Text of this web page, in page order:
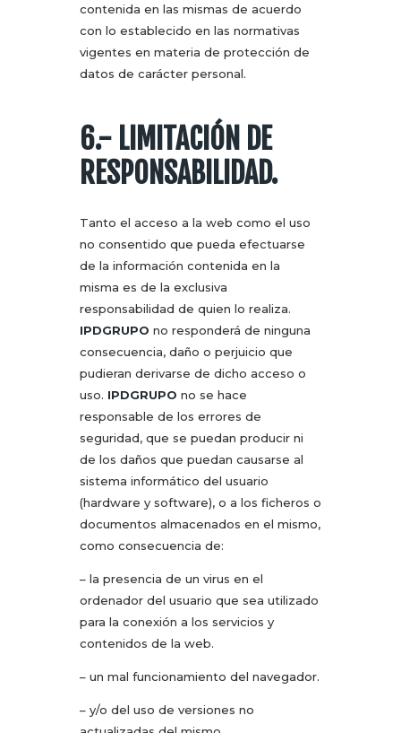
contenida en las mismas de acuerdo
con lo establecido en las normativas
vigentes en materia de protección de
datos de carácter personal.
6.- LIMITACIÓN DE
RESPONSABILIDAD.
Tanto el acceso a la web como el uso
no consentido que pueda efectuarse
de la información contenida en la
misma es de la exclusiva
responsabilidad de quien lo realiza.
IPDGRUPO no responderá de ninguna
consecuencia, daño o perjuicio que
pudieran derivarse de dicho acceso o
uso. IPDGRUPO no se hace
responsable de los errores de
seguridad, que se puedan producir ni
de los daños que puedan causarse al
sistema informático del usuario
(hardware y software), o a los ficheros o
documentos almacenados en el mismo,
como consecuencia de:
– la presencia de un virus en el
ordenador del usuario que sea utilizado
para la conexión a los servicios y
contenidos de la web.
– un mal funcionamiento del navegador.
– y/o del uso de versiones no